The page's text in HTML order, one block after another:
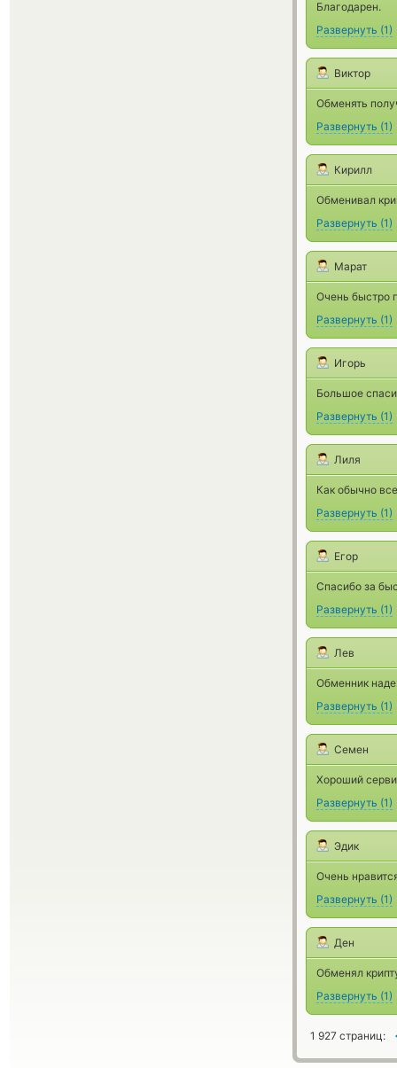
Благодарен.
Развернуть (1)
Виктор
Обменять
Развернуть (1)
Кирилл
Обменивал
Развернуть (1)
Марат
Очень быстро
Развернуть (1)
Игорь
Большое
Развернуть (1)
Лиля
Как обычно
Развернуть (1)
Егор
Спасибо за
Развернуть (1)
Лев
Обменник
Развернуть (1)
Семен
Хороший
Развернуть (1)
Эдик
Очень
Развернуть (1)
Ден
Обменял
Развернуть (1)
1 927 страниц: